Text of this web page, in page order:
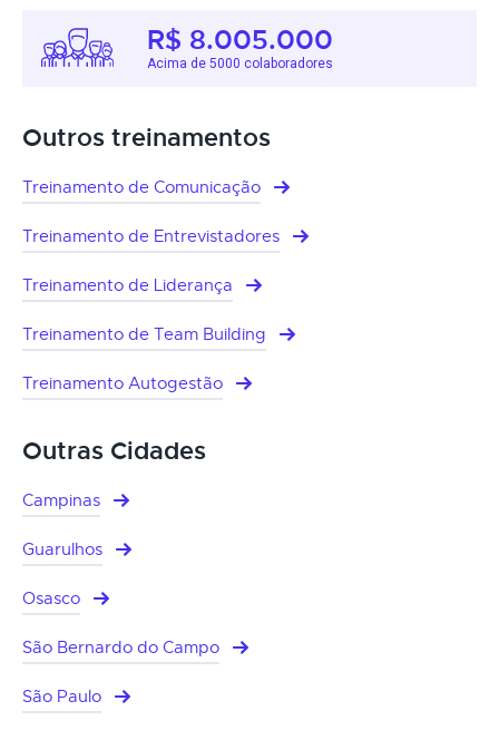
R$ 8.005.000
Acima de 5000 colaboradores
Outros treinamentos
Treinamento de Comunicação
Treinamento de Entrevistadores
Treinamento de Liderança
Treinamento de Team Building
Treinamento Autogestão
Outras Cidades
Campinas
Guarulhos
Osasco
São Bernardo do Campo
São Paulo